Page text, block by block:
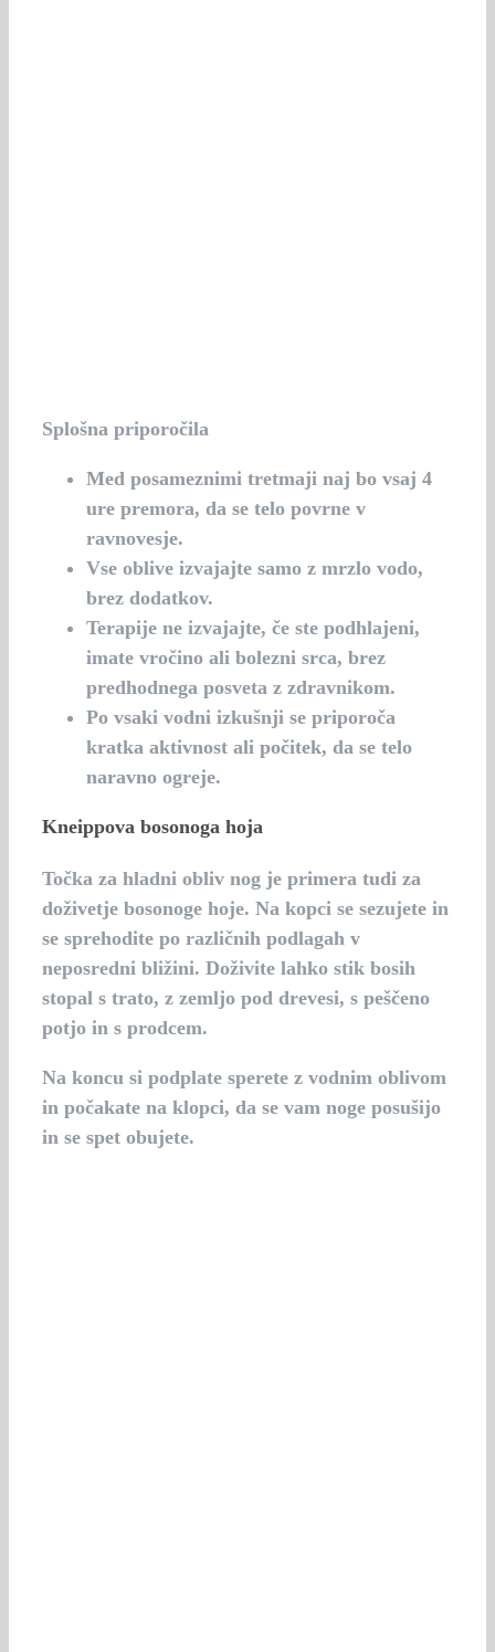
Splošna priporočila
Med posameznimi tretmaji naj bo vsaj 4
ure premora, da se telo povrne v
ravnovesje.
Vse oblive izvajajte samo z mrzlo vodo,
brez dodatkov.
Terapije ne izvajajte, če ste podhlajeni,
imate vročino ali bolezni srca, brez
predhodnega posveta z zdravnikom.
Po vsaki vodni izkušnji se priporoča
kratka aktivnost ali počitek, da se telo
naravno ogreje.
Kneippova bosonoga hoja
Točka za hladni obliv nog je primera tudi za
doživetje bosonoge hoje. Na kopci se sezujete in
se sprehodite po različnih podlagah v
neposredni bližini. Doživite lahko stik bosih
stopal s trato, z zemljo pod drevesi, s peščeno
potjo in s prodcem.
Na koncu si podplate sperete z vodnim oblivom
in počakate na klopci, da se vam noge posušijo
in se spet obujete.